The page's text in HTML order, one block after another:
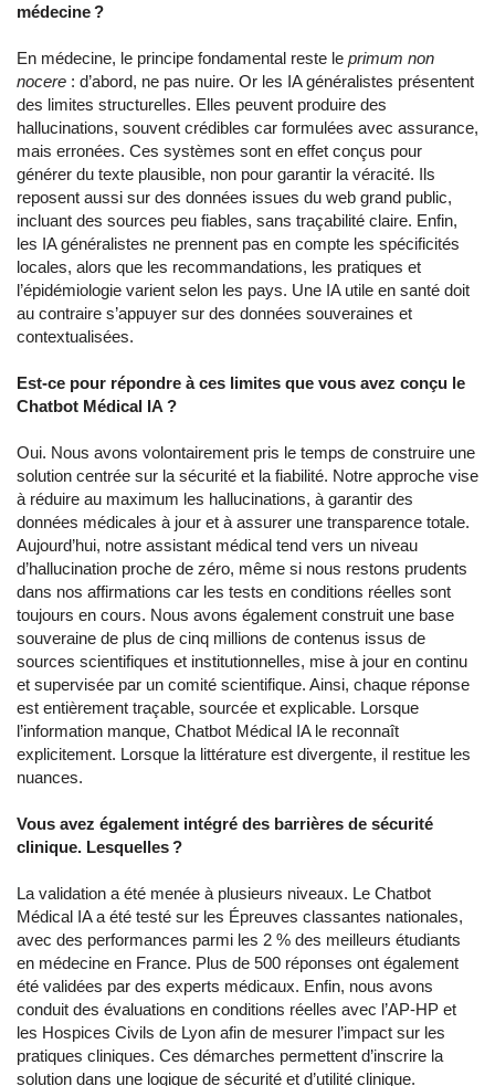
médecine ?
En médecine, le principe fondamental reste le primum non
nocere : d’abord, ne pas nuire. Or les IA généralistes présentent
des limites structurelles. Elles peuvent produire des
hallucinations, souvent crédibles car formulées avec assurance,
mais erronées. Ces systèmes sont en effet conçus pour
générer du texte plausible, non pour garantir la véracité. Ils
reposent aussi sur des données issues du web grand public,
incluant des sources peu fiables, sans traçabilité claire. Enfin,
les IA généralistes ne prennent pas en compte les spécificités
locales, alors que les recommandations, les pratiques et
l’épidémiologie varient selon les pays. Une IA utile en santé doit
au contraire s’appuyer sur des données souveraines et
contextualisées.
Est-ce pour répondre à ces limites que vous avez conçu le
Chatbot Médical IA ?
Oui. Nous avons volontairement pris le temps de construire une
solution centrée sur la sécurité et la fiabilité. Notre approche vise
à réduire au maximum les hallucinations, à garantir des
données médicales à jour et à assurer une transparence totale.
Aujourd’hui, notre assistant médical tend vers un niveau
d’hallucination proche de zéro, même si nous restons prudents
dans nos affirmations car les tests en conditions réelles sont
toujours en cours. Nous avons également construit une base
souveraine de plus de cinq millions de contenus issus de
sources scientifiques et institutionnelles, mise à jour en continu
et supervisée par un comité scientifique. Ainsi, chaque réponse
est entièrement traçable, sourcée et explicable. Lorsque
l’information manque, Chatbot Médical IA le reconnaît
explicitement. Lorsque la littérature est divergente, il restitue les
nuances.
Vous avez également intégré des barrières de sécurité
clinique. Lesquelles ?
La validation a été menée à plusieurs niveaux. Le Chatbot
Médical IA a été testé sur les Épreuves classantes nationales,
avec des performances parmi les 2 % des meilleurs étudiants
en médecine en France. Plus de 500 réponses ont également
été validées par des experts médicaux. Enfin, nous avons
conduit des évaluations en conditions réelles avec l’AP-HP et
les Hospices Civils de Lyon afin de mesurer l’impact sur les
pratiques cliniques. Ces démarches permettent d’inscrire la
solution dans une logique de sécurité et d’utilité clinique.